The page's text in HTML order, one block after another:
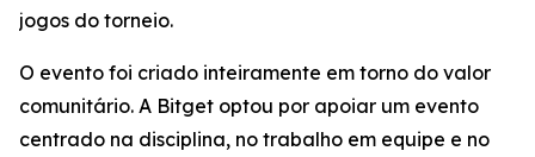
jogos do torneio.
O evento foi criado inteiramente em torno do valor
comunitário. A Bitget optou por apoiar um evento
centrado na disciplina, no trabalho em equipe e no